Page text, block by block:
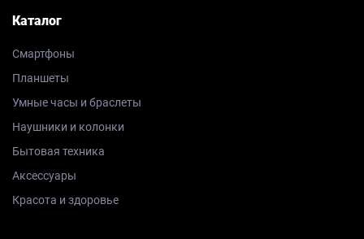
Каталог
Смартфоны
Планшеты
Умные часы и браслеты
Наушники и колонки
Бытовая техника
Аксессуары
Красота и здоровье